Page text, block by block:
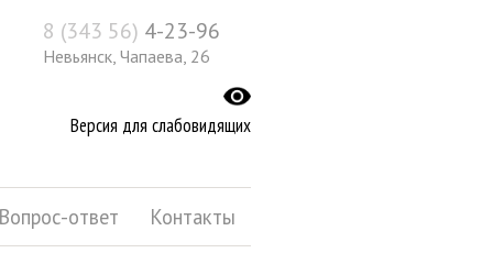
8 (343 56) 4-23-96
Невьянск, Чапаева, 26
Версия для слабовидящих
Вопрос-ответ Контакты